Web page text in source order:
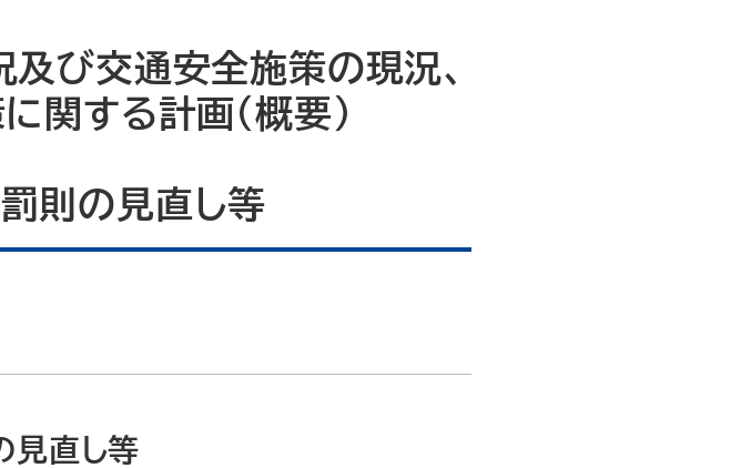
び交通安全施策の現況、
する計画（概要）
則の見直し等
見直し等